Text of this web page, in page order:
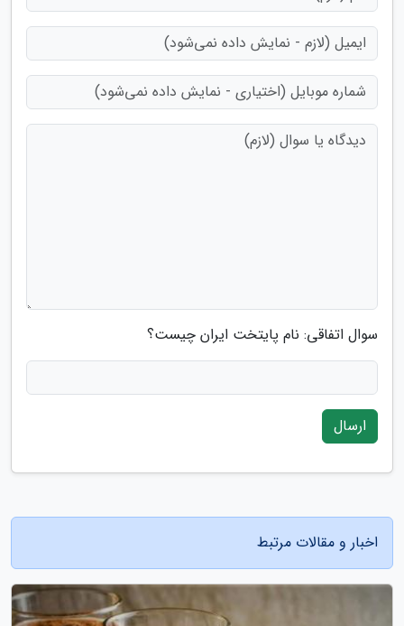
سوال اتفاقی: نام پایتخت ایران چیست؟
ارسال
اخبار و مقالات مرتبط